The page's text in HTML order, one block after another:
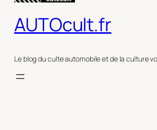
AUTOcult.fr
Le blog du culte automobile et de la culture